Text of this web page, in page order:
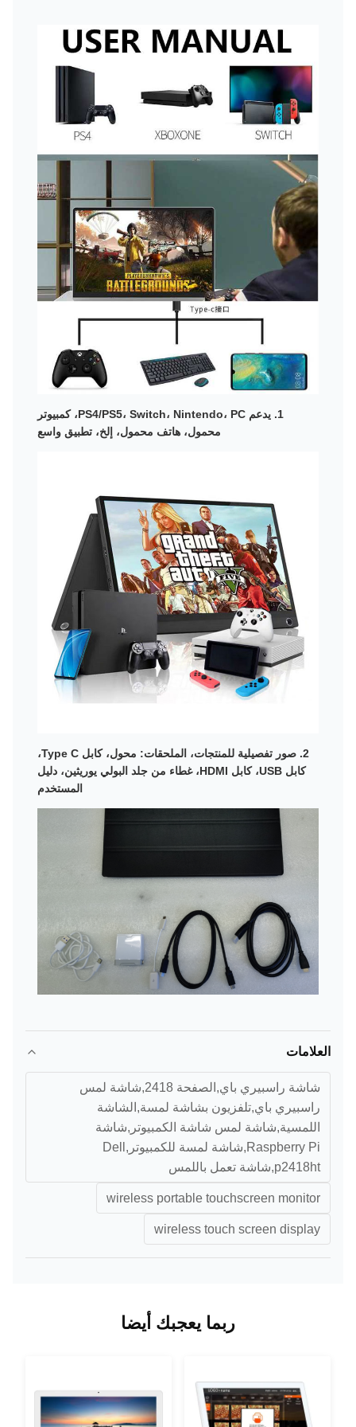
1. يدعم PS4/PS5، Switch، Nintendo، PC، كمبيوتر
محمول، هاتف محمول، إلخ، تطبيق واسع
2.
صور تفصيلية للمنتجات، الملحقات: محول، كابل Type C،
كابل USB، كابل HDMI، غطاء من جلد البولي يوريثين، دليل
المستخدم
العلامات
شاشة راسبيري باي,الصفحة 2418,شاشة لمس
راسبيري باي,تلفزيون بشاشة لمسة,الشاشة
اللمسية,شاشة لمس شاشة الكمبيوتر,شاشة
Raspberry Pi,شاشة لمسة للكمبيوتر,Dell
p2418ht,شاشة تعمل باللمس
wireless portable touchscreen monitor
wireless touch screen display
ربما يعجبك أيضا